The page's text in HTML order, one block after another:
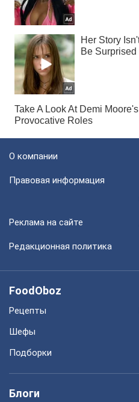
О компании
Правовая информация
Реклама на сайте
Редакционная политика
FoodOboz
Рецепты
Шефы
Подборки
Блоги